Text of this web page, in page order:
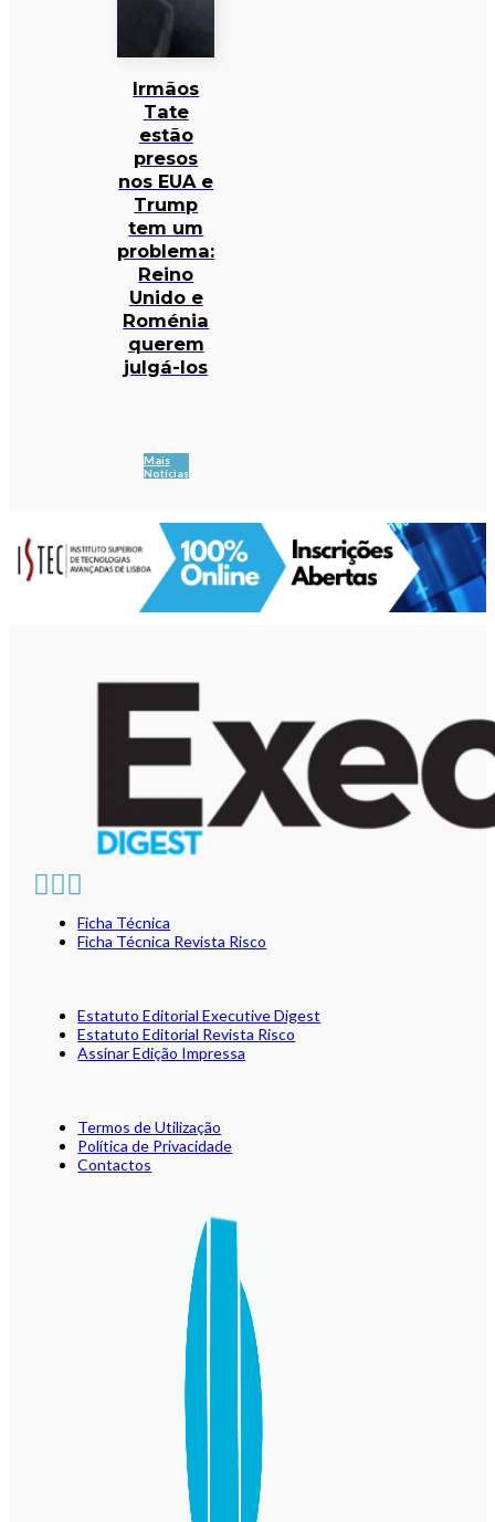
Irmãos
Tate
estão
presos
nos EUA e
Trump
tem um
problema:
Reino
Unido e
Roménia
querem
julgá-los
Mais
Notícias
Ficha Técnica
Ficha Técnica Revista Risco
Estatuto Editorial Executive Digest
Estatuto Editorial Revista Risco
Assinar Edição Impressa
Termos de Utilização
Política de Privacidade
Contactos